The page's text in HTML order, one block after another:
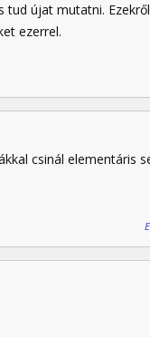
újat mutatni.
ezerrel.
csinál elementáris